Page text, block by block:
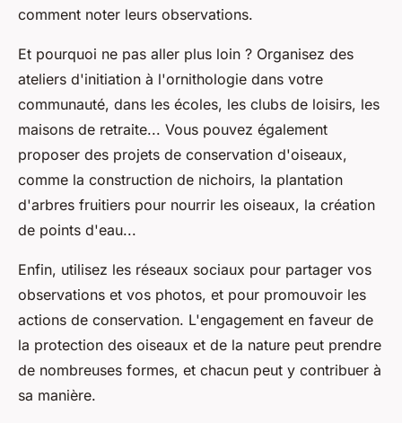
comment noter leurs observations.
Et pourquoi ne pas aller plus loin ? Organisez des
ateliers d'initiation à l'ornithologie dans votre
communauté, dans les écoles, les clubs de loisirs, les
maisons de retraite... Vous pouvez également
proposer des projets de conservation d'oiseaux,
comme la construction de nichoirs, la plantation
d'arbres fruitiers pour nourrir les oiseaux, la création
de points d'eau...
Enfin, utilisez les réseaux sociaux pour partager vos
observations et vos photos, et pour promouvoir les
actions de conservation. L'engagement en faveur de
la protection des oiseaux et de la nature peut prendre
de nombreuses formes, et chacun peut y contribuer à
sa manière.